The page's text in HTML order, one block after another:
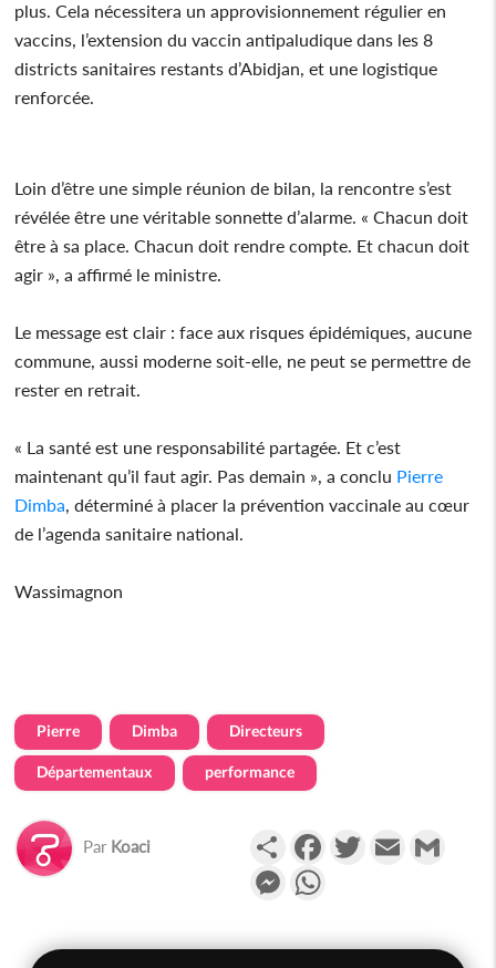
plus. Cela nécessitera un approvisionnement régulier en
vaccins, l’extension du vaccin antipaludique dans les 8
districts sanitaires restants d’Abidjan, et une logistique
renforcée.
Loin d’être une simple réunion de bilan, la rencontre s’est
révélée être une véritable sonnette d’alarme. « Chacun doit
être à sa place. Chacun doit rendre compte. Et chacun doit
agir », a affirmé le ministre.
Le message est clair : face aux risques épidémiques, aucune
commune, aussi moderne soit-elle, ne peut se permettre de
rester en retrait.
« La santé est une responsabilité partagée. Et c’est
maintenant qu’il faut agir. Pas demain », a conclu Pierre
Dimba , déterminé à placer la prévention vaccinale au cœur
de l’agenda sanitaire national.
Wassimagnon
Pierre Dimba Directeurs
Départementaux performance
Par Koaci PartagerFacebookTwitterEmail
Messenger